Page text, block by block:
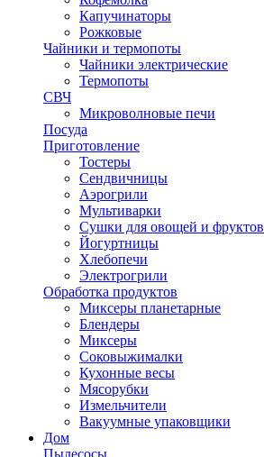
Капучинаторы
Рожковые
Чайники и термопоты
Чайники электрические
Термопоты
СВЧ
Микроволновые печи
Посуда
Приготовление
Тостеры
Сендвичницы
Аэрогрили
Мультиварки
Сушки для овощей и фруктов
Йогуртницы
Хлебопечи
Электрогрили
Обработка продуктов
Миксеры планетарные
Блендеры
Миксеры
Соковыжималки
Кухонные весы
Мясорубки
Измельчители
Вакуумные упаковщики
Дом
Пылесосы